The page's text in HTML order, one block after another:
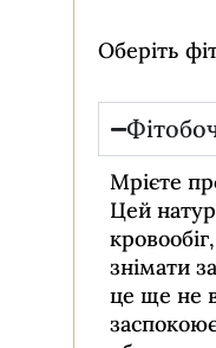
Оберіть
Мрієте
Цей
знімати
це ще не